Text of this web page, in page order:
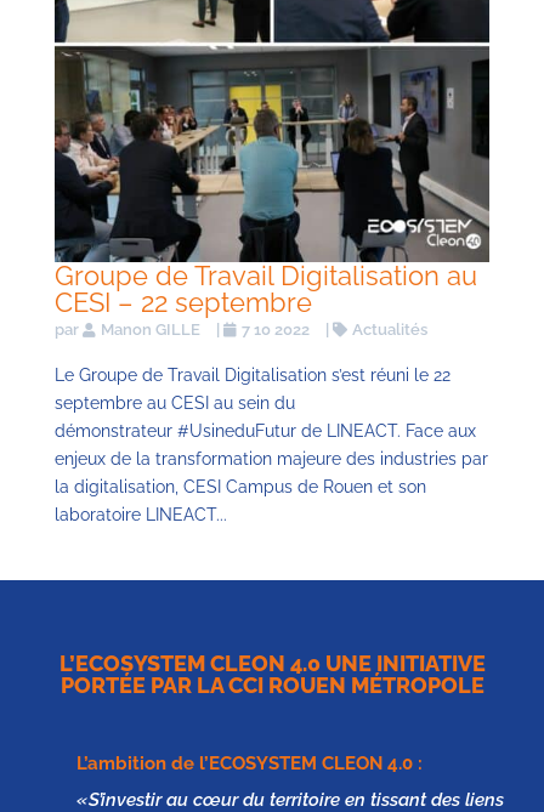
Groupe de Travail Digitalisation au
CESI – 22 septembre
par Manon GILLE | 7 10 2022 | Actualités
Le Groupe de Travail Digitalisation s’est réuni le 22
septembre au CESI au sein du
démonstrateur #UsineduFutur de LINEACT. Face aux
enjeux de la transformation majeure des industries par
la digitalisation, CESI Campus de Rouen et son
laboratoire LINEACT...
L’ECOSYSTEM CLEON 4.0 UNE INITIATIVE
PORTÉE PAR LA CCI ROUEN MÉTROPOLE
L’ambition de l’ECOSYSTEM CLEON 4.0:
« S’investir au cœur du territoire en tissant des liens